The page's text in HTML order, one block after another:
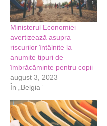
Ministerul Economiei
avertizează asupra
riscurilor întâlnite la
anumite tipuri de
îmbrăcăminte pentru copii
august 3, 2023
În „Belgia”